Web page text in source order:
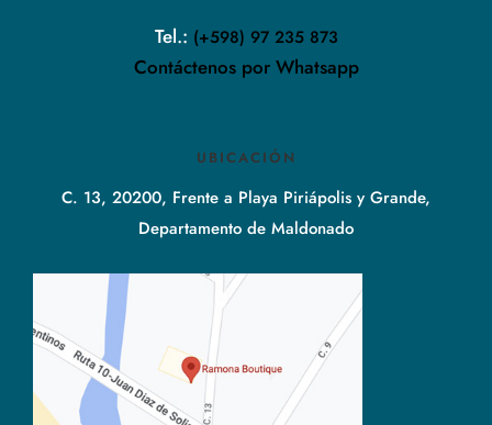
Tel.: (+598) 97 235 873
Contáctenos por Whatsapp
UBICACIÓN
C. 13, 20200, Frente a Playa Piriápolis y Grande,
Departamento de Maldonado